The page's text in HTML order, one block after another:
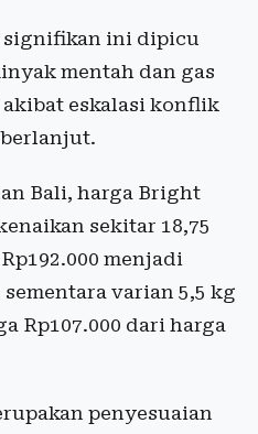
signifikan ini dipicu
mentah dan gas
eskalasi konflik
Bali, harga Bright
sekitar 18,75
menjadi
varian 5,5 kg
Rp107.000 dari harga
penyesuaian